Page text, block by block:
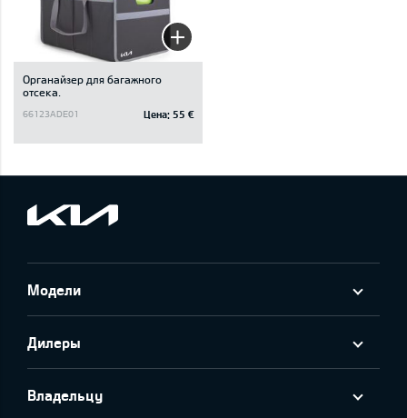
Oрганайзер для багажного
отсека.
66123ADE01 Цена: 55 €
Модели
Дилеры
Владельцу